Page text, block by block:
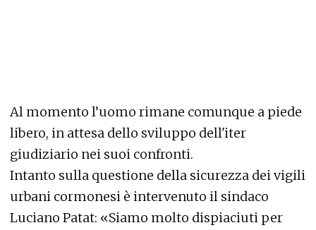
Al momento l’uomo rimane comunque a piede
libero, in attesa dello sviluppo dell'iter
giudiziario nei suoi confronti.
Intanto sulla questione della sicurezza dei vigili
urbani cormonesi è intervenuto il sindaco
Luciano Patat: «Siamo molto dispiaciuti per